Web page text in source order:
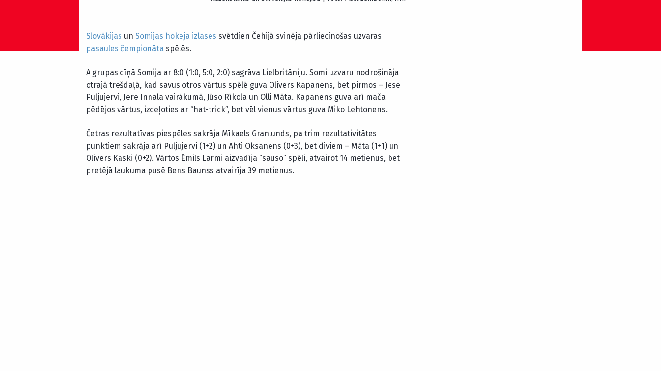
Slovākijas un Somijas hokeja izlases svētdien Čehijā svinēja pārliecinošas uzvaras
pasaules čempionāta spēlēs.
A grupas cīņā Somija ar 8:0 (1:0, 5:0, 2:0) sagrāva Lielbritāniju. Somi uzvaru nodrošināja
otrajā trešdaļā, kad savus otros vārtus spēlē guva Olivers Kapanens, bet pirmos – Jese
Puljujervi, Jere Innala vairākumā, Jūso Rīkola un Olli Māta. Kapanens guva arī mača
pēdējos vārtus, izceļoties ar “hat-trick”, bet vēl vienus vārtus guva Miko Lehtonens.
Četras rezultatīvas piespēles sakrāja Mīkaels Granlunds, pa trim rezultativitātes
punktiem sakrāja arī Puljujervi (1+2) un Ahti Oksanens (0+3), bet diviem – Māta (1+1) un
Olivers Kaski (0+2). Vārtos Ēmils Larmi aizvadīja “sauso” spēli, atvairot 14 metienus, bet
pretējā laukuma pusē Bens Baunss atvairīja 39 metienus.